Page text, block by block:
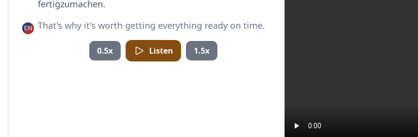
fertigzumachen.
That's why it's worth getting everything ready on time.
0.5x Listen 1.5x